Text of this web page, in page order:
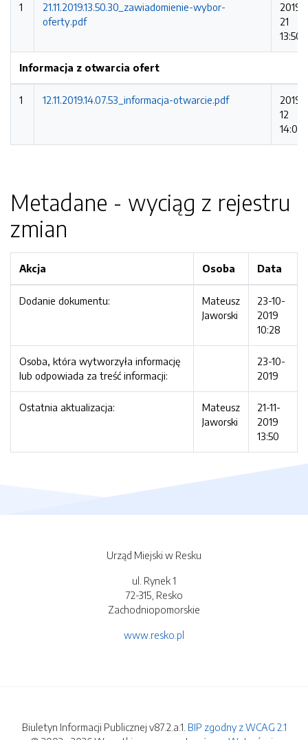
1
21.11.2019.13.50.30_zawiadomienie-wybor-
oferty.pdf
2019-
21
Informacja z otwarcia ofert
1 12.11.2019.14.07.53_informacja-otwarcie.pdf
2019-
12
Metadane - wyciąg z rejestru
zmian
Akcja Osoba Data
Dodanie dokumentu:
Mateusz
Jaworski
23-10-
2019
10:28
Osoba, która wytworzyła informację
lub odpowiada za treść informacji:
23-10-
2019
Ostatnia aktualizacja:
Mateusz
Jaworski
21-11-
2019
13:50
Urząd Miejski w Resku
ul. Rynek 1
72-315, Resko
Zachodniopomorskie
www.resko.pl
Biuletyn Informacji Publicznej v87.2.a.1. BIP zgodny z WCAG 2.1